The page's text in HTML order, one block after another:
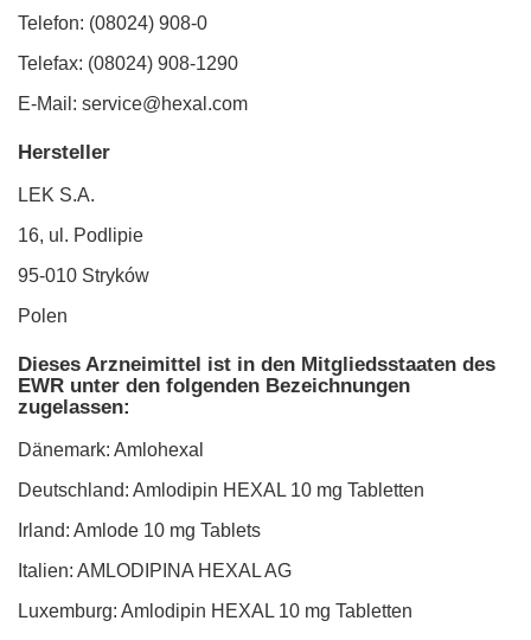
Telefon: (08024) 908-0
Telefax: (08024) 908-1290
E-Mail: service@hexal.com
Hersteller
LEK S.A.
16, ul. Podlipie
95-010 Stryków
Polen
Dieses Arzneimittel ist in den Mitgliedsstaaten des
EWR unter den folgenden Bezeichnungen
zugelassen:
Dänemark: Amlohexal
Deutschland: Amlodipin HEXAL 10 mg Tabletten
Irland: Amlode 10 mg Tablets
Italien: AMLODIPINA HEXAL AG
Luxemburg: Amlodipin HEXAL 10 mg Tabletten